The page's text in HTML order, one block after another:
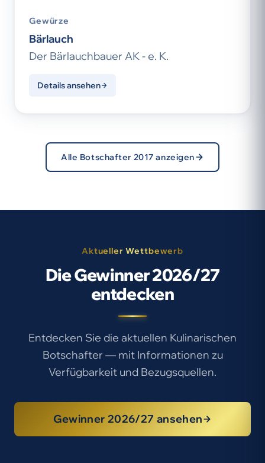
Gewürze
Bärlauch
Der Bärlauchbauer AK - e. K.
Details ansehen
Alle Botschafter 2017 anzeigen
Aktueller Wettbewerb
Die Gewinner 2026/27
entdecken
Entdecken Sie die aktuellen Kulinarischen
Botschafter — mit Informationen zu
Verfügbarkeit und Bezugsquellen.
Gewinner 2026/27 ansehen